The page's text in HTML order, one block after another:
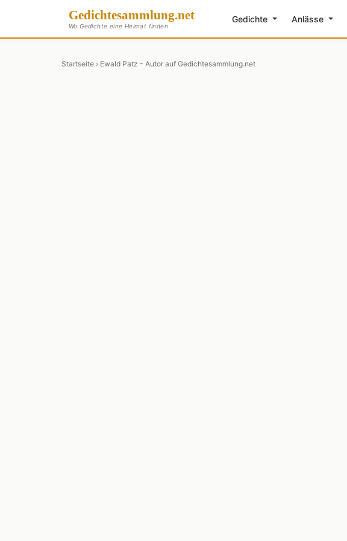
Gedichtesammlung.net
Wo Gedichte eine Heimat finden
Gedichte Anlässe
Startseite › Ewald Patz - Autor auf Gedichtesammlung.net